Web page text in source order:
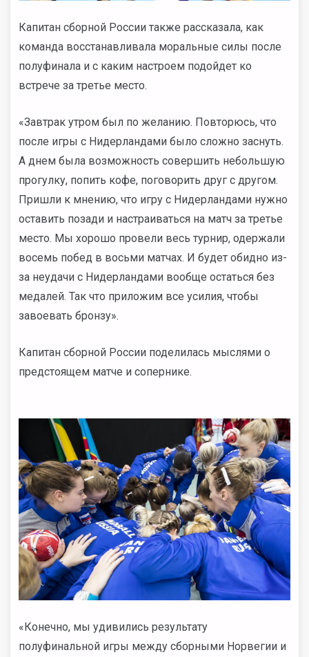
Капитан сборной России также рассказала, как
команда восстанавливала моральные силы после
полуфинала и с каким настроем подойдет ко
встрече за третье место.
«Завтрак утром был по желанию. Повторюсь, что
после игры с Нидерландами было сложно заснуть.
А днем была возможность совершить небольшую
прогулку, попить кофе, поговорить друг с другом.
Пришли к мнению, что игру с Нидерландами нужно
оставить позади и настраиваться на матч за третье
место. Мы хорошо провели весь турнир, одержали
восемь побед в восьми матчах. И будет обидно из-
за неудачи с Нидерландами вообще остаться без
медалей. Так что приложим все усилия, чтобы
завоевать бронзу».
Капитан сборной России поделилась мыслями о
предстоящем матче и сопернике.
«Конечно, мы удивились результату
полуфинальной игры между сборными Норвегии и